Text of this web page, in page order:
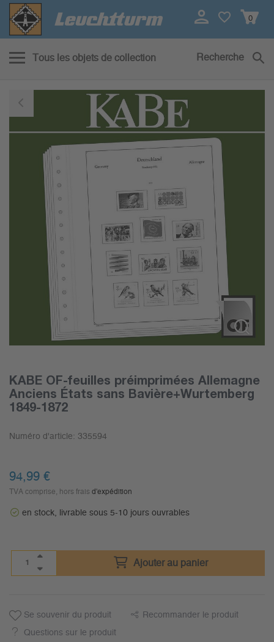
0
Tous les objets de collection Recherche
KABE OF-feuilles préimprimées Allemagne
Anciens États sans Bavière+Wurtemberg
1849-1872
Numéro d'article: 335594
94,99 €
TVA comprise, hors frais d'expédition
en stock, livrable sous 5-10 jours ouvrables
Ajouter au panier
Se souvenir du produit Recommander le produit
Questions sur le produit